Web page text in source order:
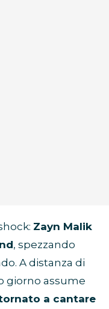
Zayn Malik
, spezzando
A distanza di
giorno assume
a cantare